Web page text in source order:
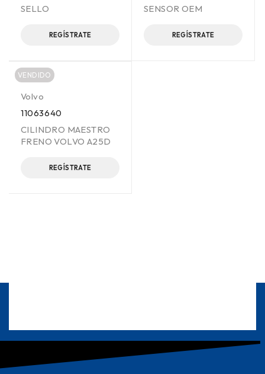
SELLO
REGÍSTRATE
SENSOR OEM
REGÍSTRATE
VENDIDO
Volvo
11063640
CILINDRO MAESTRO
FRENO VOLVO A25D
REGÍSTRATE